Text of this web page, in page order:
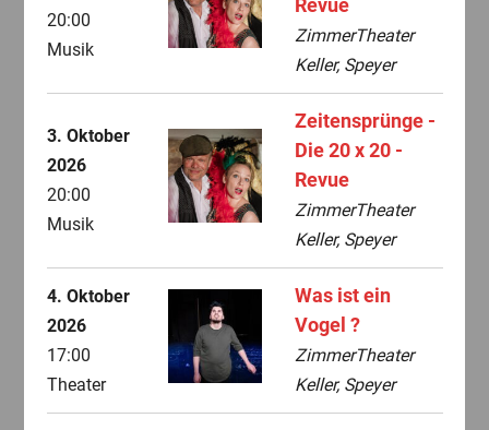
20:00
Musik
Revue
ZimmerTheater
Keller, Speyer
3. Oktober
2026
20:00
Musik
Zeitensprünge -
Die 20 x 20 -
Revue
ZimmerTheater
Keller, Speyer
4. Oktober
2026
17:00
Theater
Was ist ein
Vogel ?
ZimmerTheater
Keller, Speyer